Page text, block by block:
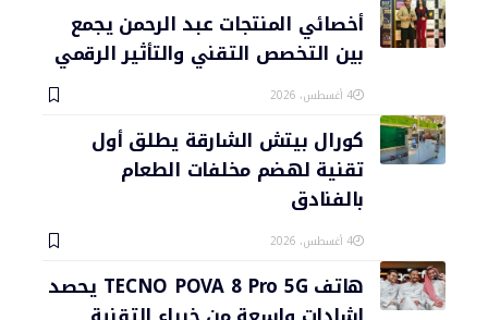
أخصائي المنتجات عبد الرحمن يجمع
بين التخصص التقني والتأثير الرقمي
4 أغسطس، 2026
كورال بيتش الشارقة يطلق أول
تقنية لهضم مخلفات الطعام
بالفنادق
4 أغسطس، 2026
هاتف TECNO POVA 8 Pro 5G يحصد